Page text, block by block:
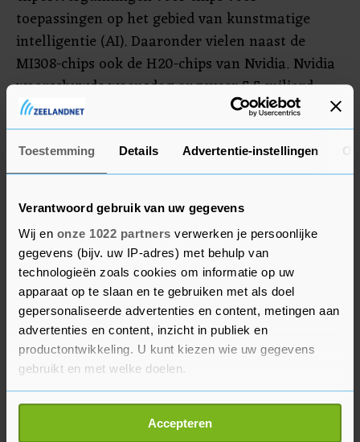
Toestemming Details Advertentie-instellingen
Verantwoord gebruik van uw gegevens
Wij en onze 1022 partners verwerken je persoonlijke
gegevens (bijv. uw IP-adres) met behulp van
technologieën zoals cookies om informatie op uw
apparaat op te slaan en te gebruiken met als doel
gepersonaliseerde advertenties en content, metingen aan
advertenties en content, inzicht in publiek en
productontwikkeling. U kunt kiezen wie uw gegevens
gebruikt en met welke doelen.
Als u het toestaat, willen we ook graag:
Informatie verzamelen over uw geografische
Accepteren
toepassingen op het gebied van kunstmatige
intelligentie (AI). Daaronder vielen naast de
MI308-chips ook de H20-chips van Nvidia. Nvidia
waarschuwde woensdag ongeveer 5,5 miljard
dollar te moeten afboeken in het huidige
kwartaal.